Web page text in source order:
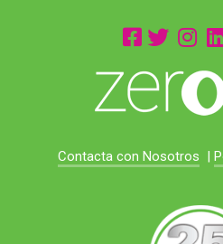
Contacta con Nosotros |